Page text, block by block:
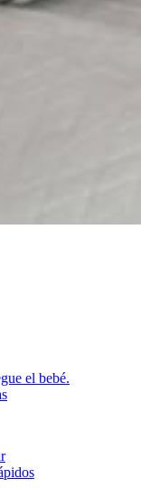
el bebé.